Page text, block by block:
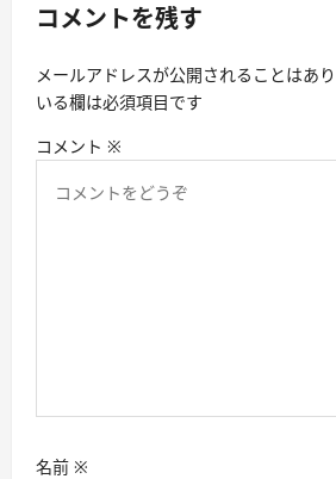
ョ
コメントを残す
メールアドレスが公開されることはあり
いる欄は必須項目です
コメント ※
名前 ※